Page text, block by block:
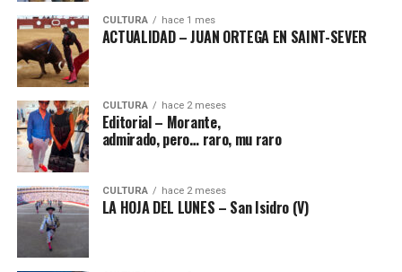
CULTURA hace 1 mes
ACTUALIDAD – JUAN ORTEGA EN SAINT-SEVER
CULTURA hace 2 meses
Editorial – Morante,
admirado, pero… raro, mu raro
CULTURA hace 2 meses
LA HOJA DEL LUNES – San Isidro (V)